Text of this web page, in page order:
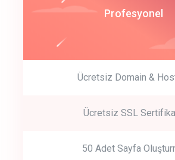
Get Started
Start by trying our service for 30 days free trial no
Profesyonel
Ücretsiz Domain &
Ücretsiz SSL
50 Adet Sayfa
Start Up